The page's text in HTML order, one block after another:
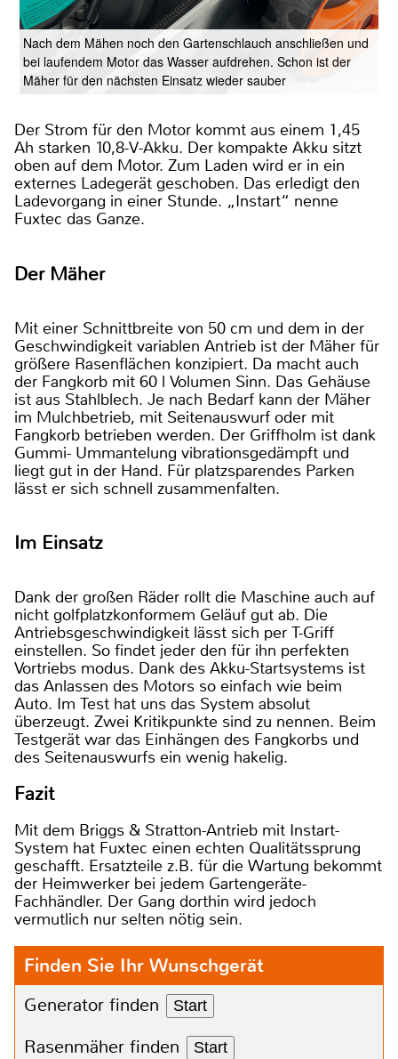
Nach dem Mähen noch den Gartenschlauch anschließen und
bei laufendem Motor das Wasser aufdrehen. Schon ist der
Mäher für den nächsten Einsatz wieder sauber
Der Strom für den Motor kommt aus einem 1,45
Ah starken 10,8-V-Akku. Der kompakte Akku sitzt
oben auf dem Motor. Zum Laden wird er in ein
externes Ladegerät geschoben. Das erledigt den
Ladevorgang in einer Stunde. „Instart“ nenne
Fuxtec das Ganze.
Der Mäher
Mit einer Schnittbreite von 50 cm und dem in der
Geschwindigkeit variablen Antrieb ist der Mäher für
größere Rasenflächen konzipiert. Da macht auch
der Fangkorb mit 60 l Volumen Sinn. Das Gehäuse
ist aus Stahlblech. Je nach Bedarf kann der Mäher
im Mulchbetrieb, mit Seitenauswurf oder mit
Fangkorb betrieben werden. Der Griffholm ist dank
Gummi- Ummantelung vibrationsgedämpft und
liegt gut in der Hand. Für platzsparendes Parken
lässt er sich schnell zusammenfalten.
Im Einsatz
Dank der großen Räder rollt die Maschine auch auf
nicht golfplatzkonformem Geläuf gut ab. Die
Antriebsgeschwindigkeit lässt sich per T-Griff
einstellen. So findet jeder den für ihn perfekten
Vortriebs modus. Dank des Akku-Startsystems ist
das Anlassen des Motors so einfach wie beim
Auto. Im Test hat uns das System absolut
überzeugt. Zwei Kritikpunkte sind zu nennen. Beim
Testgerät war das Einhängen des Fangkorbs und
des Seitenauswurfs ein wenig hakelig.
Fazit
Mit dem Briggs & Stratton-Antrieb mit Instart-
System hat Fuxtec einen echten Qualitätssprung
geschafft. Ersatzteile z.B. für die Wartung bekommt
der Heimwerker bei jedem Gartengeräte-
Fachhändler. Der Gang dorthin wird jedoch
vermutlich nur selten nötig sein.
Finden Sie Ihr Wunschgerät
Generator finden Start
Rasenmäher finden Start